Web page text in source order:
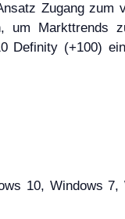
Zugang zum
um Markttrends
Definity (+100)
10, Windows